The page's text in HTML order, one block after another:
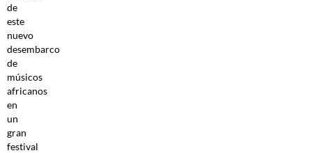
de
este
nuevo
desembarco
de
músicos
africanos
en
un
gran
festival